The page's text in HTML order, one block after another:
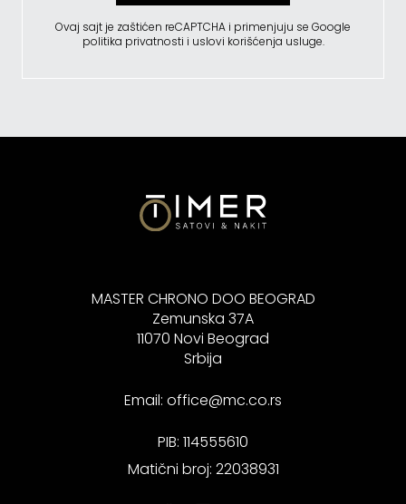
Ovaj sajt je zaštićen reCAPTCHA i primenjuju se Google
politika privatnosti i uslovi korišćenja usluge.
MASTER CHRONO DOO BEOGRAD
Zemunska 37A
11070 Novi Beograd
Srbija
Email: office@mc.co.rs
PIB: 114555610
Matični broj: 22038931